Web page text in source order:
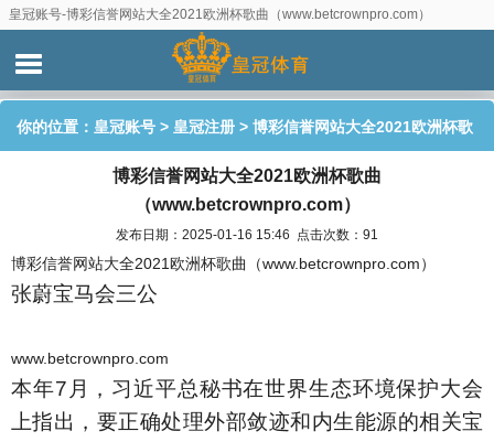
皇冠账号-博彩信誉网站大全2021欧洲杯歌曲（www.betcrownpro.com）
你的位置： 皇冠账号 > 皇冠注册 > 博彩信誉网站大全2021欧洲杯歌
曲（www.betcrownpro.com）
博彩信誉网站大全2021欧洲杯歌曲
（www.betcrownpro.com）
发布日期：2025-01-16 15:46 点击次数：91
博彩信誉网站大全2021欧洲杯歌曲（www.betcrownpro.com）
张蔚宝马会三公
www.betcrownpro.com
本年7月，习近平总秘书在世界生态环境保护大会
上指出，要正确处理外部敛迹和内生能源的相关宝